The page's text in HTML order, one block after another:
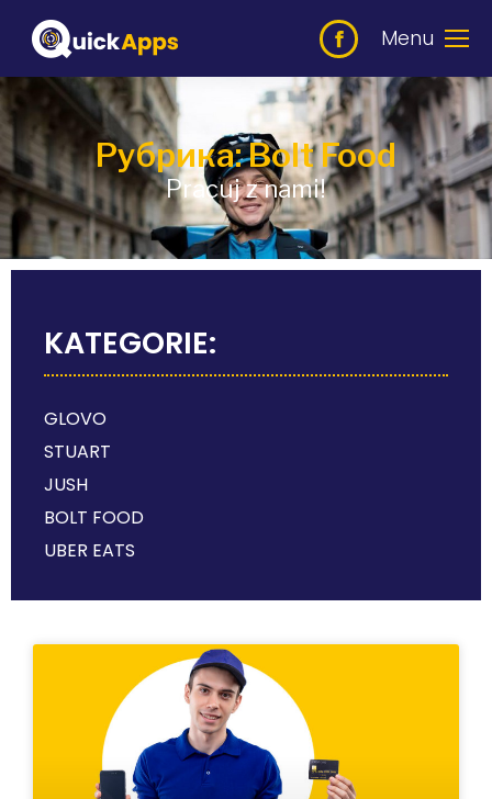
Menu
Рубрика: Bolt Food
Pracuj z nami!
KATEGORIE:
GLOVO
STUART
JUSH
BOLT FOOD
UBER EATS